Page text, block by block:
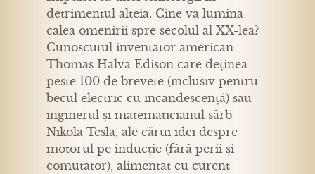
detrimentul alteia. Cine va lumina
calea omenirii spre secolul al XX-lea?
Cunoscutul inventator american
Thomas Halva Edison care deținea
peste 100 de brevete (inclusiv pentru
becul electric cu incandescență) sau
inginerul și matematicianul sârb
Nikola Tesla, ale cărui idei despre
motorul pe inducție (fără perii și
comutator), alimentat cu curent